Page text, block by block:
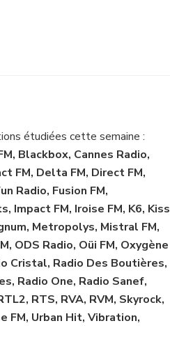
étudiées cette semaine :
Blackbox, Cannes Radio,
FM, Delta FM, Direct FM,
Radio, Fusion FM,
Impact FM, Iroise FM, K6, Kiss
Metropolys, Mistral FM,
ODS Radio, Oüi FM, Oxygène
Cristal, Radio Des Boutières,
Radio One, Radio Sanef,
RTS, RVA, RVM, Skyrock,
FM, Urban Hit, Vibration,